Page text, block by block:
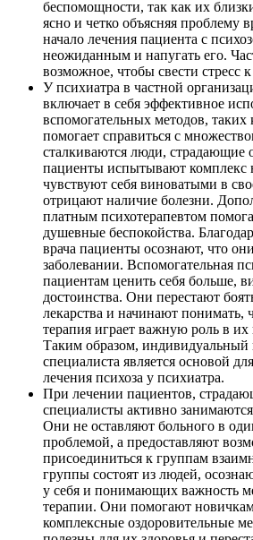
беспомощности, так как их
ясно и четко объясняя проблему
начало лечения пациента с
неожиданным и напугать его.
возможное, чтобы свести стресс
У психиатра в частной
включает в себя эффективное
вспомогательных методов, таких
помогает справиться с
сталкиваются люди, страдающие
пациенты испытывают комплекс
чувствуют себя виноватыми в
отрицают наличие болезни.
платным психотерапевтом
душевные беспокойства.
врача пациенты осознают, что
заболевании. Вспомогательная
пациентам ценить себя больше,
достоинства. Они перестают
лекарства и начинают понимать,
терапия играет важную роль в
Таким образом, индивидуальный
специалиста является основой
лечения психоза у психиатра.
При лечении пациентов,
специалисты активно
Они не оставляют больного в
проблемой, а предоставляют
присоединиться к группам
группы состоят из людей,
у себя и понимающих важность
терапии. Они помогают новичкам
комплексные оздоровительные